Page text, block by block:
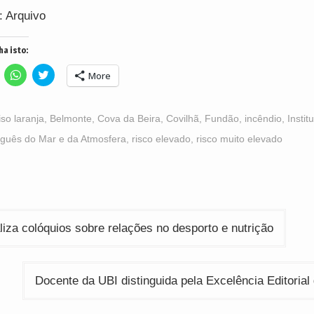
Arquivo
isto:
Click
to
(Opens
new
window)
Click
to
(Opens
new
window)
More
laranja, Belmonte, Cova da Beira, Covilhã, Fundão, incêndio,
do Mar e da Atmosfera, risco elevado, risco muito elevado
colóquios sobre relações no desporto e nutrição
Docente da UBI distinguida pela Excelência Editorial